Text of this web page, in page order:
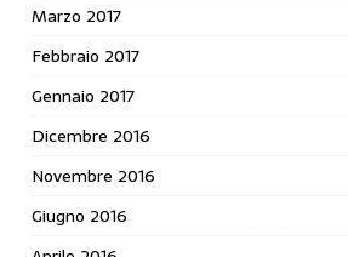
Marzo 2017
Febbraio 2017
Gennaio 2017
Dicembre 2016
Novembre 2016
Giugno 2016